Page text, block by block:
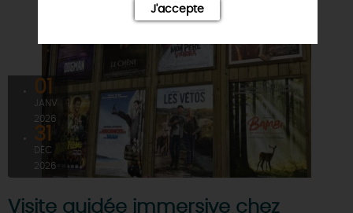
01
JANV
2026
31
DÉC
2026
Visite guidée immersive chez
J'accepte